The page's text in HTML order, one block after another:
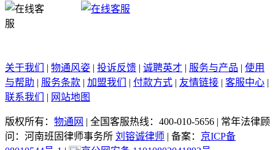
关于我们 | 物通风姿 | 投诉反馈 | 诚聘英才 | 服务与产品 | 使用
与帮助 | 服务条款 | 加盟我们 | 付款方式 | 友情链接 | 客服中心 |
联系我们
| 网站地图
版权所有： 物通网 | 全国客服热线：400-010-5656 | 常年法律顾
问：河南班固律师事务所 刘镕诚律师 | 备案： 京ICP备